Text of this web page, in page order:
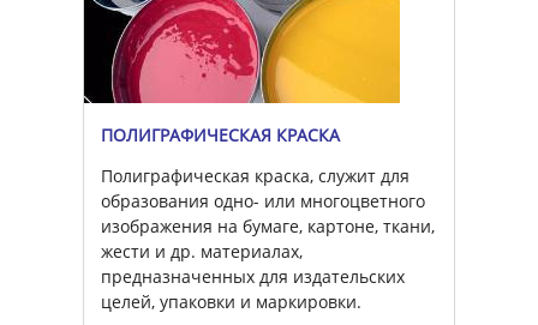
ПОЛИГРАФИЧЕСКАЯ КРАСКА
Полиграфическая краска, служит для
образования одно- или многоцветного
изображения на бумаге, картоне, ткани,
жести и др. материалах,
предназначенных для издательских
целей, упаковки и маркировки.